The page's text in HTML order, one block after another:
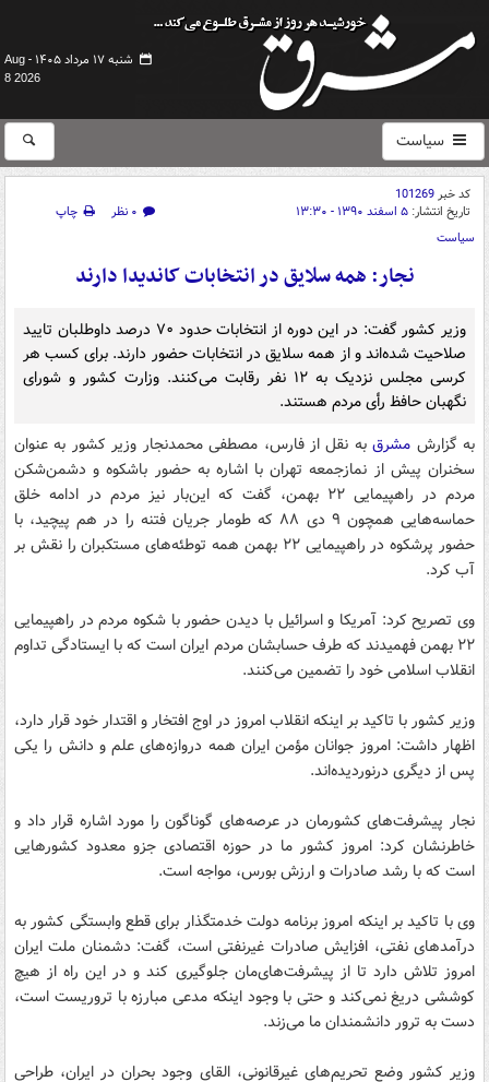
شنبه ۱۷ مرداد ۱۴۰۵ -
Aug
8 2026
سیاست
کد خبر101269
تاریخ انتشار: ۵ اسفند ۱۳۹۰ - ۱۳:۳۰ ۰ نظر
چاپ
سیاست
نجار: همه سلایق در انتخابات کاندیدا دارند
وزیر کشور گفت: در این دوره از انتخابات حدود ۷۰ درصد داوطلبان تایید
صلاحیت شده‌اند و از همه سلایق در انتخابات حضور دارند. برای کسب هر
کرسی مجلس نزدیک به ۱۲ نفر رقابت می‌کنند. وزارت‌ کشور و شورای
‌نگهبان حافظ رأی مردم هستند.
به گزارش مشرقبه نقل از فارس، مصطفی محمدنجار وزیر کشور به عنوان
سخنران پیش از نمازجمعه تهران با اشاره به حضور باشکوه و دشمن‌شکن
مردم در راهپیمایی ۲۲ بهمن، گفت که این‌بار نیز مردم در ادامه خلق
حماسه‌هایی همچون ۹ دی ۸۸ که طومار جریان فتنه را در هم پیچید، با
حضور پرشکوه در راهپیمایی ۲۲ بهمن همه توطئه‌های مستکبران را نقش بر
آب کرد.
وی تصریح کرد: آمریکا و اسرائیل با دیدن حضور با شکوه مردم در راهپیمایی
۲۲ بهمن فهمیدند که طرف حسابشان مردم ایران است که با ایستادگی تداوم
انقلاب اسلامی خود را تضمین می‌کنند.
وزیر کشور با تاکید بر اینکه انقلاب امروز در اوج افتخار و اقتدار خود قرار دارد،
اظهار داشت: امروز جوانان مؤمن ایران همه دروازه‌های علم و دانش را یکی
پس از دیگری درنوردیده‌اند.
نجار پیشرفت‌های کشورمان در عرصه‌های گوناگون را مورد اشاره قرار داد و
خاطرنشان کرد: امروز کشور ما در حوزه اقتصادی جزو معدود کشورهایی
است که با رشد صادرات و ارزش بورس، مواجه است.
وی با تاکید بر اینکه امروز برنامه دولت خدمتگذار برای قطع وابستگی کشور به
درآمدهای نفتی، افزایش صادرات غیرنفتی است، گفت: دشمنان ملت ایران
امروز تلاش دارد تا از پیشرفت‌های‌مان جلوگیری کند و در این راه از هیچ
کوششی دریغ نمی‌کند و حتی با وجود اینکه مدعی مبارزه با تروریست است،
دست به ترور دانشمندان ما می‌زند.
وزیر کشور وضع تحریم‌های غیرقانونی، القای وجود بحران در ایران، طراحی